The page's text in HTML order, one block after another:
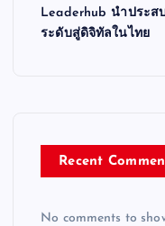
Leaderhub นำประ
ระดับสู่ดิจิทัลในไทย
Recent
No comments to